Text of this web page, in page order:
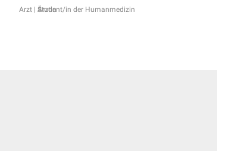
Arzt | ÄrztinStudent/in der Humanmedizin